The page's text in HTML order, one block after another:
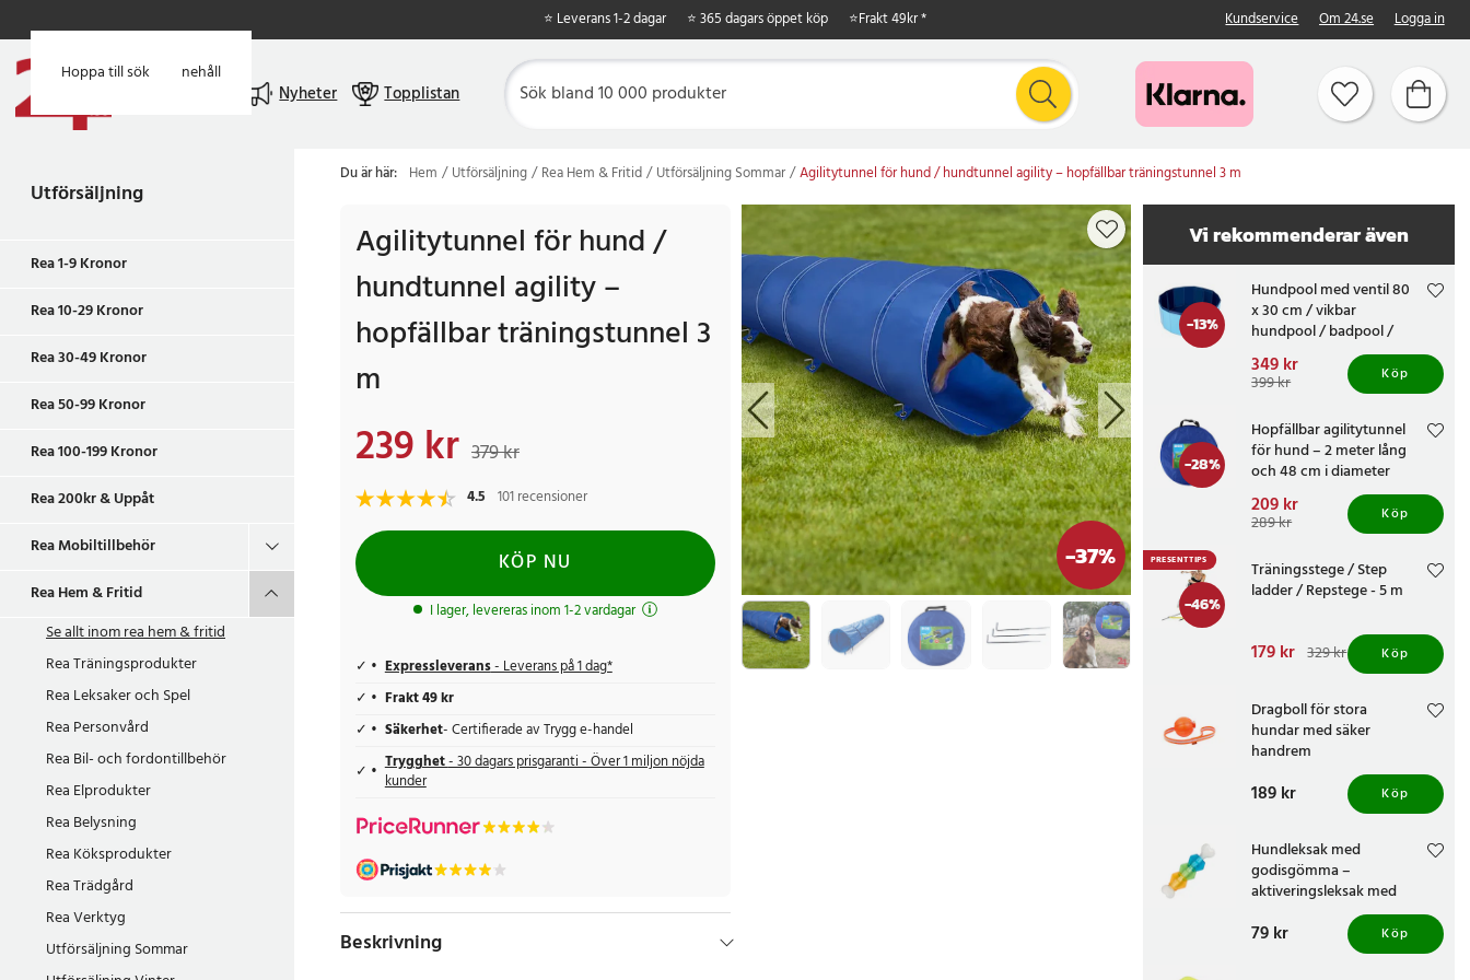
Hoppa till huvudinnehåll
Hoppa till sök
⭐ Leverans 1-2 dagar ⭐ 365 dagars öppet köp ⭐Frakt 49kr * Kundservice Om 24.se Logga in
Nyheter Topplistan
Utförsäljning
Rea 1-9 Kronor
Rea 10-29 Kronor
Rea 30-49 Kronor
Rea 50-99 Kronor
Rea 100-199 Kronor
Rea 200kr & Uppåt
Rea Mobiltillbehör
Rea Hem & Fritid
Se allt inomrea hem & fritid
Rea Träningsprodukter
Rea Leksaker och Spel
Rea Personvård
Rea Bil- och fordontillbehör
Rea Elprodukter
Rea Belysning
Rea Köksprodukter
Rea Trädgård
Rea Verktyg
Utförsäljning Sommar
Du är här: Hem Utförsäljning Rea Hem & Fritid Utförsäljning Sommar Agilitytunnel för hund / hundtunnel agility – hopfällbar träningstunnel 3 m
-37%
Agilitytunnel för hund /
hundtunnel agility –
hopfällbar träningstunnel 3
m
Nuvarande pris
239 kr 379 kr
4.5 101 recensioner
KÖP NU
I lager, levereras inom 1-2 vardagar
Expressleverans- Leverans på 1 dag*
Frakt 49 kr
Säkerhet- Certifierade av Trygg e-handel
Trygghet- 30 dagars prisgaranti - Över 1 miljon nöjda
kunder
Beskrivning
Vi rekommenderar även
-13%
Hundpool med ventil 80
x 30 cm / vikbar
hundpool / badpool /
hundbad
Nuvarande pris:
349 kr Tidigare pris :399 kr
349 kr
399 kr Köp
-28%
Hopfällbar agilitytunnel
för hund – 2 meter lång
och 48 cm i diameter
Nuvarande pris:
209 krTidigare pris :289 kr
209 kr
289 kr Köp
-46%
PRESENTTIPS
Träningsstege / Step
ladder / Repstege - 5 m
Nuvarande pris
Tidigare pris 329 kr
179 kr 329 kr Köp
Dragboll för stora
hundar med säker
handrem
Pris :189 kr
189 kr Köp
Hundleksak med
godisgömma –
aktiveringsleksak med
Pris:79 kr
79 kr Köp